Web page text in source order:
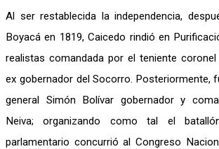
Al ser restablecida la independencia,
Boyacá en 1819, Caicedo rindió en
realistas comandada por el teniente
ex gobernador del Socorro. Posteriormente,
general Simón Bolívar gobernador y
Neiva; organizando como tal el
parlamentario concurrió al Congreso